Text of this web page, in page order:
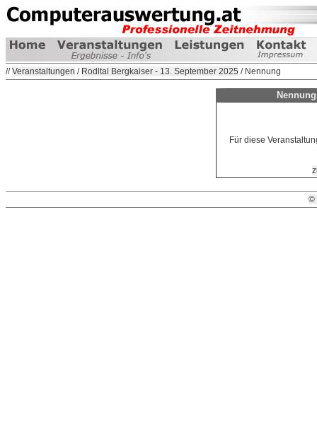
//Veranstaltungen / Rodltal Bergkaiser - 13. September 2025 / Nennung
Für diese
©